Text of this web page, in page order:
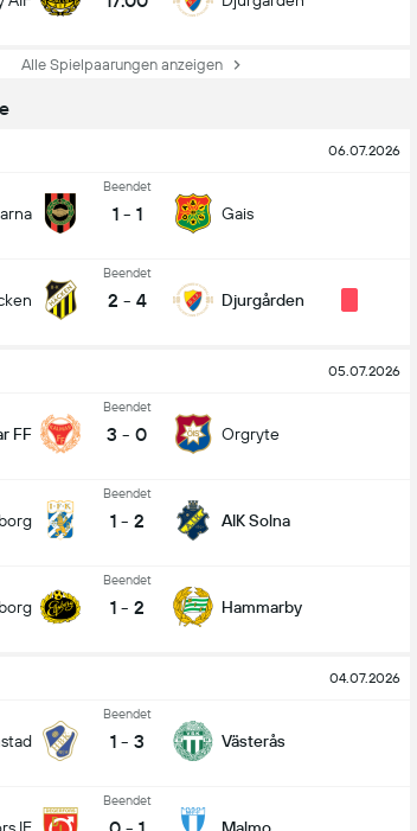
Alle Spielpaarungen anzeigen
06.07.2026
Beendet
1 - 1 Gais
Beendet
2 - 4 Djurgården
05.07.2026
FF
Beendet
3 - 0 Orgryte
Beendet
1 - 2 AIK Solna
Beendet
1 - 2 Hammarby
04.07.2026
Beendet
1 - 3 Västerås
Beendet